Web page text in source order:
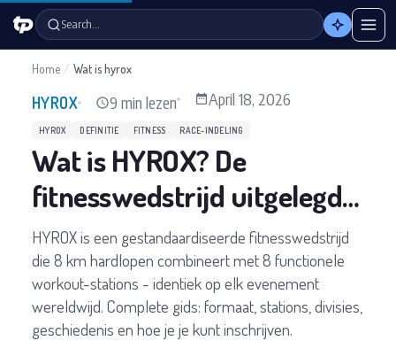
Search…
Home / Wat is hyrox
HYROX 9 min lezen April 18, 2026
HYROX DEFINITIE FITNESS RACE-INDELING
Wat is HYROX? De
fitnesswedstrijd uitgelegd
(2026 Definitieve Gids)
HYROX is een gestandaardiseerde fitnesswedstrijd
die 8 km hardlopen combineert met 8 functionele
workout-stations - identiek op elk evenement
wereldwijd. Complete gids: formaat, stations, divisies,
geschiedenis en hoe je je kunt inschrijven.